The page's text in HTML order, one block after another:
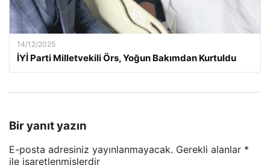
14/12/2025
İYİ Parti Milletvekili Örs, Yoğun Bakımdan Kurtuldu
Bir yanıt yazın
E-posta adresiniz yayınlanmayacak. Gerekli alanlar *
ile işaretlenmişlerdir